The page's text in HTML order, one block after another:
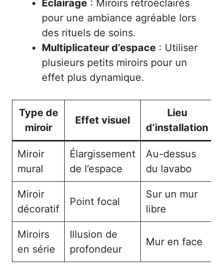
Éclairage : Miroirs rétroéclairés
pour une ambiance agréable lors
des rituels de soins.
Multiplicateur d’espace : Utiliser
plusieurs petits miroirs pour un
effet plus dynamique.
Type de
miroir
Effet visuel
Lieu
d’installation
Miroir
mural
Élargissement
de l’espace
Au-dessus
du lavabo
Miroir
décoratif
Point focal
Sur un mur
libre
Miroirs
en série
Illusion de
profondeur
Mur en face